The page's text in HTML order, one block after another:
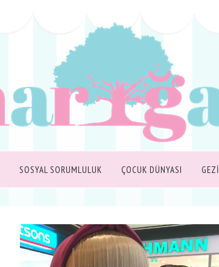
SOSYAL SORUMLULUK ÇOCUK DÜNYASI GEZİ